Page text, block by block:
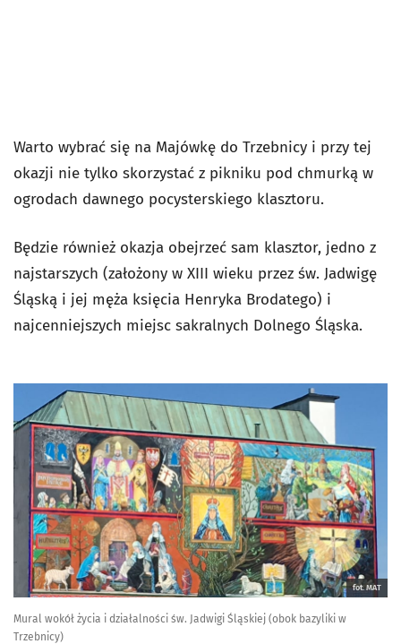
Warto wybrać się na Majówkę do Trzebnicy i przy tej
okazji nie tylko skorzystać z pikniku pod chmurką w
ogrodach dawnego pocysterskiego klasztoru.
Będzie również okazja obejrzeć sam klasztor, jedno z
najstarszych (założony w XIII wieku przez św. Jadwigę
Śląską i jej męża księcia Henryka Brodatego) i
najcenniejszych miejsc sakralnych Dolnego Śląska.
fot. MAT
Mural wokół życia i działalności św. Jadwigi Śląskiej (obok bazyliki w
Trzebnicy)